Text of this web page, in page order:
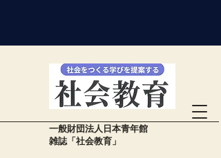
​一般財団法人日本青年館
雑誌「社会教育」